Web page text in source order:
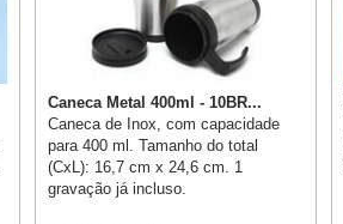
Caneca Metal 400ml - 10BR...
Caneca de Inox, com capacidade
para 400 ml. Tamanho do total
(CxL): 16,7 cm x 24,6 cm. 1
gravação já incluso.